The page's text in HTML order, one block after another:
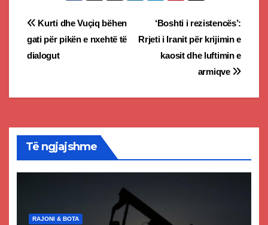
Post
navigation
‘Boshti i rezistencës’:
Rrjeti i Iranit për krijimin e
kaosit dhe luftimin e
armiqve
Kurti dhe Vuçiq bëhen
gati për pikën e nxehtë të
dialogut
Të ngjajshme
RAJONI & BOTA